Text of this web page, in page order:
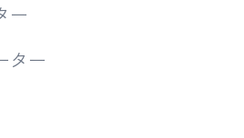
ー
ター